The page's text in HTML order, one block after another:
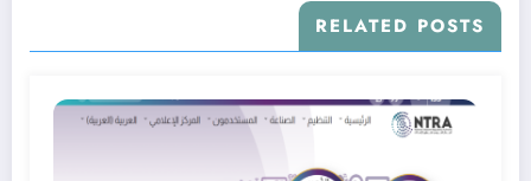
RELATED POSTS